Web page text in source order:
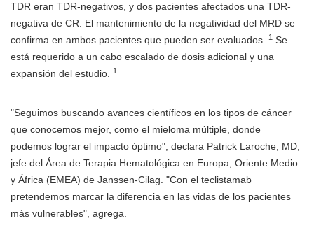
TDR eran TDR-negativos, y dos pacientes afectados una TDR-
negativa de CR. El mantenimiento de la negatividad del MRD se
confirma en ambos pacientes que pueden ser evaluados.
1 Se
está requerido a un cabo escalado de dosis adicional y una
expansión del estudio.
1
"Seguimos buscando avances científicos en los tipos de cáncer
que conocemos mejor, como el mieloma múltiple, donde
podemos lograr el impacto óptimo", declara Patrick Laroche, MD,
jefe del Área de Terapia Hematológica en Europa, Oriente Medio
y África (EMEA) de Janssen-Cilag. "Con el teclistamab
pretendemos marcar la diferencia en las vidas de los pacientes
más vulnerables", agrega.